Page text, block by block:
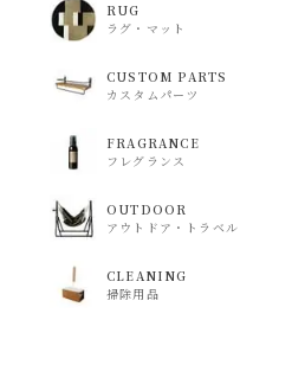
RUG
ラグ・マット
CUSTOM PARTS
カスタムパーツ
FRAGRANCE
フレグランス
OUTDOOR
アウトドア・トラベル
CLEANING
掃除用品